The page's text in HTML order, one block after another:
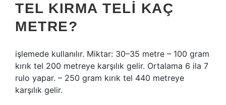
TEL KIRMA TELI KAÇ
METRE?
işlemede kullanılır. Miktar: 30–35 metre – 100 gram
kırık tel 200 metreye karşılık gelir. Ortalama 6 ila 7
rulo yapar. – 250 gram kırık tel 440 metreye
karşılık gelir.